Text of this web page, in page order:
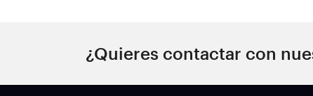
¿Quieres contactar con